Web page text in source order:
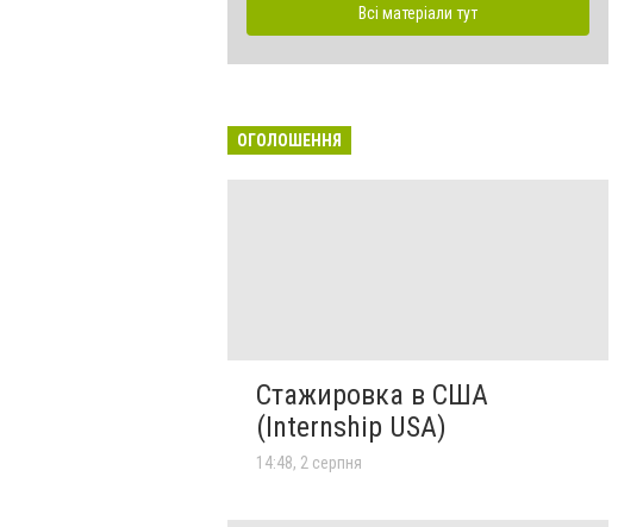
Всі матеріали тут
ОГОЛОШЕННЯ
Стажировка в США
(Internship USA)
14:48, 2 серпня